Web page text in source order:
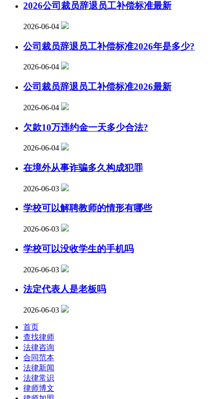
2026公司裁员辞退员工补偿标准最新
2026-06-04
公司裁员辞退员工补偿标准2026年是多少?
2026-06-04
公司裁员辞退员工补偿标准2026最新
2026-06-04
欠款10万违约金一天多少合法?
2026-06-04
在境外从事诈骗多久构成犯罪
2026-06-03
学校可以解聘教师的情形有哪些
2026-06-03
学校可以没收学生的手机吗
2026-06-03
法定代表人是老板吗
2026-06-03
首页
查找律师
法律咨询
合同范本
法律新闻
法律常识
律师博文